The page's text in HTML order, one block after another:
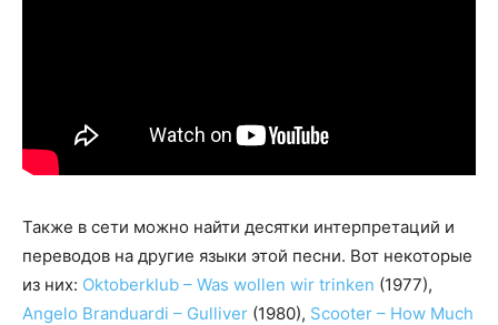
Также в сети можно найти десятки интерпретаций и
переводов на другие языки этой песни. Вот некоторые
из них: Oktoberklub – Was wollen wir trinken (1977),
Angelo Branduardi – Gulliver (1980), Scooter – How Much